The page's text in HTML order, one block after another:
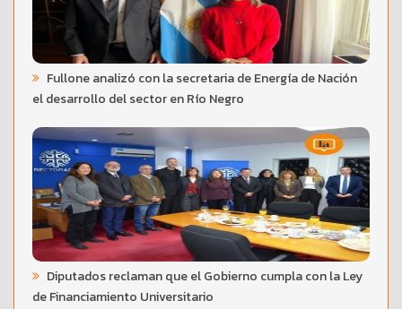
Fullone analizó con la secretaria de Energía de Nación
el desarrollo del sector en Río Negro
Diputados reclaman que el Gobierno cumpla con la Ley
de Financiamiento Universitario